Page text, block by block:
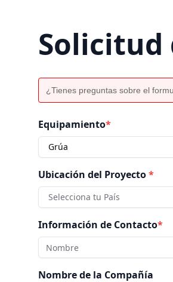
Solicitud
¿Tienes preguntas sobre el
Equipamiento*
Grúa
Ubicación del Proyecto*
Selecciona tu País
Información de Contacto*
Nombre de la Compañía